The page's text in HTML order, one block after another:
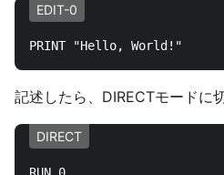
EDIT-0
記述したら、DIRECTモードに
DIRECT